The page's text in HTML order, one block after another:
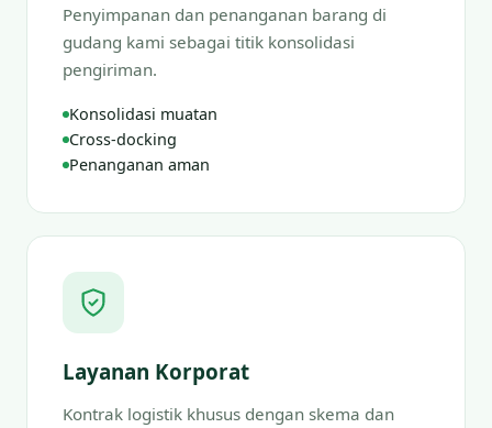
Penyimpanan dan penanganan barang di
gudang kami sebagai titik konsolidasi
pengiriman.
Konsolidasi muatan
Cross-docking
Penanganan aman
Layanan Korporat
Kontrak logistik khusus dengan skema dan